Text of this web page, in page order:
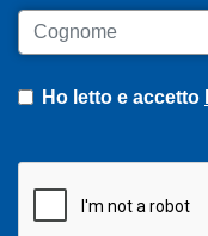
Cognome
Ho letto e accetto